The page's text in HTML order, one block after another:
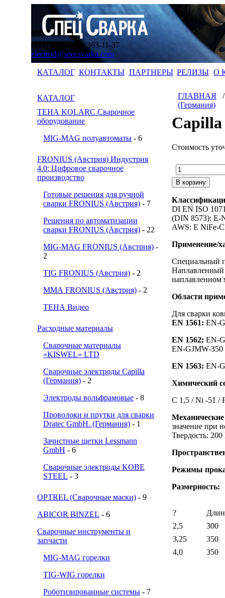
(383) 363-11-35, 363-11-37
electrod@specsvarka.com
КАТАЛОГ КОНТАКТЫ ПАРТНЕРЫ РЕЛИЗЫ О
КАТАЛОГ
ТЕНА KOLARC Сварочное
оборудование
MIG-MAG полуавтоматы - 6
FRONIUS (Австрия) Индустрия
4.0: Цифровое сварочное
производство
Готовые решения для ручной
сварки FRONIUS (Австрия) - 7
Решения по автоматизации
сварки FRONIUS (Австрия) - 22
MIG-MAG FRONIUS (Австрия) -
2
TIG FRONIUS (Австрия) - 2
ММА FRONIUS (Австрия) - 2
ТЕНА Видео
Расходные материалы
Сварочные материалы
«KISWEL» LTD
Сварочные электроды Capilla
(Германия) - 2
Электроды вольфрамовые - 8
Проволоки и прутки для сварки
Dratec GmbH. (Германия) - 1
Зачистные щетки Lessmann
GmbH - 6
Сварочные электроды KOBE
STEEL - 3
OPTREL (Сварочные маски) - 9
ABICOR BINZEL - 6
Сварочные инструменты и
запчасти
MIG-MAG горелки
TIG-WIG горелки
Роботизированные системы - 7
ГЛАВНАЯ
(Германия)
Capilla
Стоимость
DI EN ISO
(DIN 8573): E-
AWS: E NiFe-
Применение/
Специальный
Наплавленный
наплавленном
Области
Для сварки
EN 1561: EN-
EN 1562: EN-
EN-GJMW-
EN 1563: EN-
Химический
C 1,5 / Ni -51 /
значение при
Твердость:
Режимы
Размерность:
?
2,5
300
3,25
350
4,0
350